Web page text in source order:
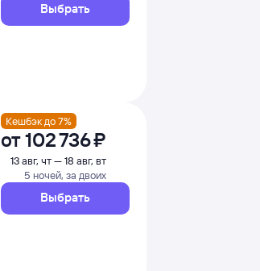
Выбрать
Кешбэк до 7%
от102 ⁠736 ⁠₽
13 авг, чт — 18 авг, вт
5 ночей, за двоих
Выбрать